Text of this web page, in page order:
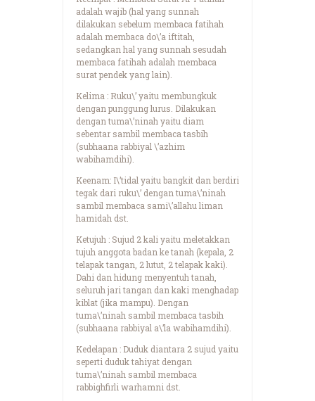
adalah wajib (hal yang sunnah
dilakukan sebelum membaca fatihah
adalah membaca do\’a iftitah,
sedangkan hal yang sunnah sesudah
membaca fatihah adalah membaca
surat pendek yang lain).
Kelima : Ruku\’ yaitu membungkuk
dengan punggung lurus. Dilakukan
dengan tuma\’ninah yaitu diam
sebentar sambil membaca tasbih
(subhaana rabbiyal \’azhim
wabihamdihi).
Keenam: I\’tidal yaitu bangkit dan berdiri
tegak dari ruku\’ dengan tuma\’ninah
sambil membaca sami\’allahu liman
hamidah dst.
Ketujuh : Sujud 2 kali yaitu meletakkan
tujuh anggota badan ke tanah (kepala, 2
telapak tangan, 2 lutut, 2 telapak kaki).
Dahi dan hidung menyentuh tanah,
seluruh jari tangan dan kaki menghadap
kiblat (jika mampu). Dengan
tuma\’ninah sambil membaca tasbih
(subhaana rabbiyal a\’la wabihamdihi).
Kedelapan : Duduk diantara 2 sujud yaitu
seperti duduk tahiyat dengan
tuma\’ninah sambil membaca
rabbighfirli warhamni dst.